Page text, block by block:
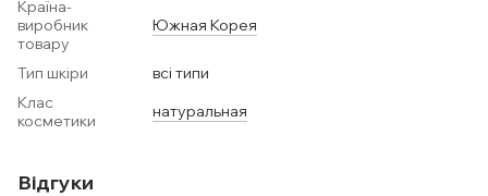
Країна-
виробник
товару
Южная Корея
Тип шкіри
всі типи
Клас
косметики
натуральная
Відгуки